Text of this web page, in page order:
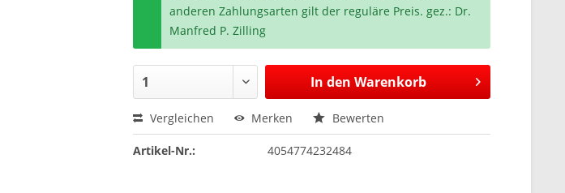
anderen Zahlungsarten gilt der reguläre Preis. gez.: Dr.
Manfred P. Zilling
In den Warenkorb
Vergleichen Merken Bewerten
Artikel-Nr.: 4054774232484